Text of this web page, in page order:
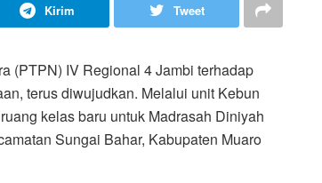
Kirim Tweet
(PTPN) IV Regional 4 Jambi terhadap
terus diwujudkan. Melalui unit Kebun
kelas baru untuk Madrasah Diniyah
Sungai Bahar, Kabupaten Muaro